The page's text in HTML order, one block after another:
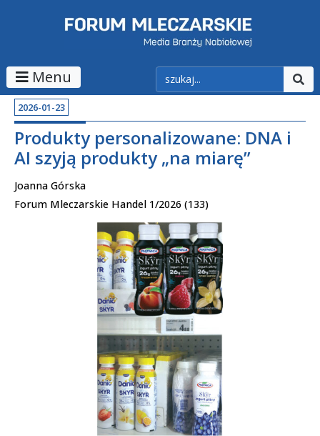
Menu
2026-01-23
Produkty personalizowane: DNA i
AI szyją produkty „na miarę”
Joanna Górska
Forum Mleczarskie Handel 1/2026 (133)